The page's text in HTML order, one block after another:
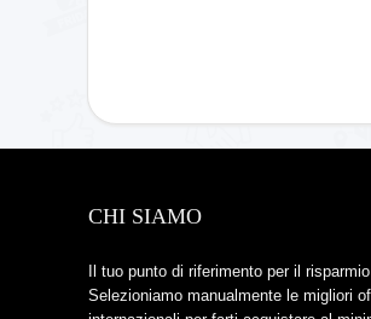
CHI SIAMO
Il tuo punto di riferimento per il
Selezioniamo manualmente le migliori